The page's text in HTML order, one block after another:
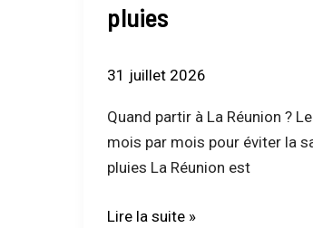
pluies
31 juillet 2026
Quand partir à La Réunion ?
mois par mois pour éviter la
pluies La Réunion est
guide
par
pour
éviter
la
des
Lire la suite »